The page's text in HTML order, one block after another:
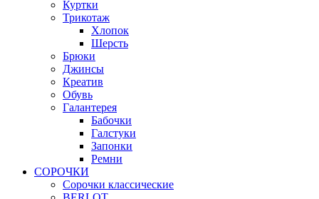
Куртки
Трикотаж
Хлопок
Шерсть
Брюки
Джинсы
Креатив
Обувь
Галантерея
Бабочки
Галстуки
Запонки
Ремни
СОРОЧКИ
Сорочки классические